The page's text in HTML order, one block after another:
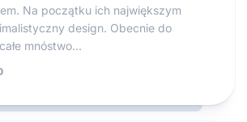
Na początku ich największym
design. Obecnie do
mnóstwo...